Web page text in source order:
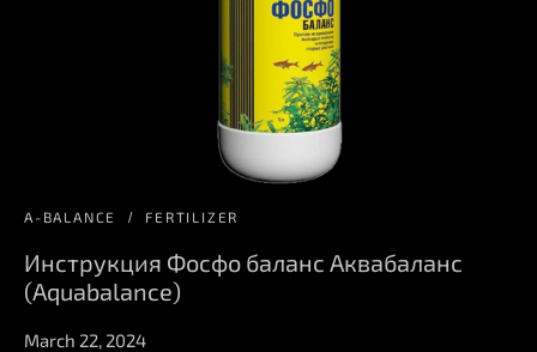
A-BALANCE FERTILIZER
Инструкция Фосфо баланс Аквабаланс
(Aquabalance)
March 22, 2024